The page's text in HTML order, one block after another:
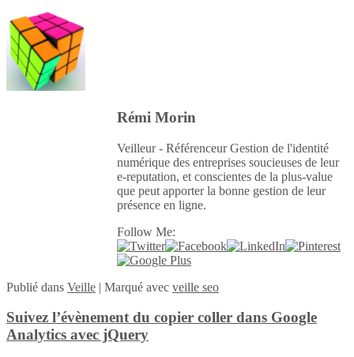
Rémi Morin
Veilleur - Référenceur Gestion de l'identité
numérique des entreprises soucieuses de leur
e-reputation, et conscientes de la plus-value
que peut apporter la bonne gestion de leur
présence en ligne.
Follow Me:
Publié dans Veille | Marqué avec veille seo
Suivez l’évènement du copier coller dans Google
Analytics avec jQuery